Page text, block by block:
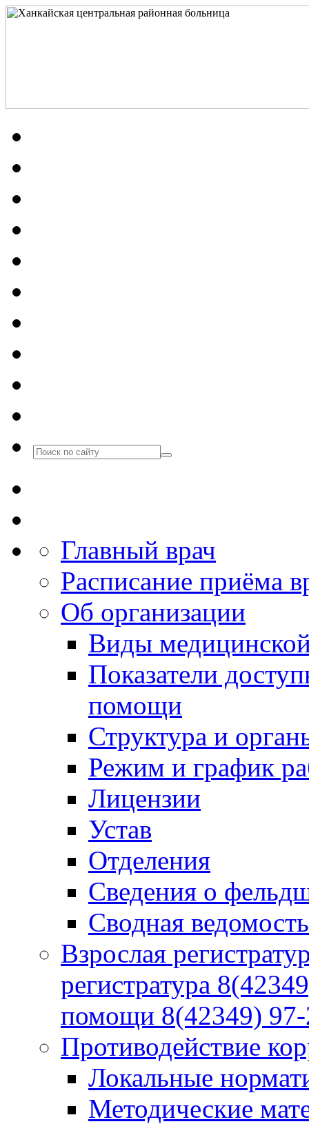
Главный врач
Расписание приёма
Об организации
Виды
Показатели
помощи
Структура и
Режим и график
Лицензии
Устав
Отделения
Сведения о
Сводная
Взрослая
регистратура
помощи 8(42349)
Противодействие
Локальные
Методические